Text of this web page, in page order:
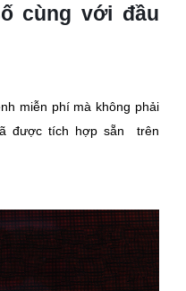
cùng với đầu
miễn phí mà không phải
được tích hợp sẵn trên